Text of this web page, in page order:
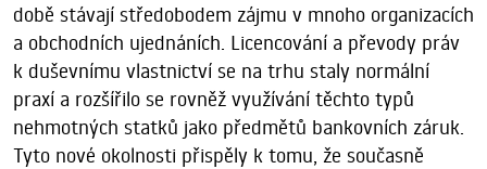
době stávají středobodem zájmu v mnoho organizacích
a obchodních ujednáních. Licencování a převody práv
k duševnímu vlastnictví se na trhu staly normální
praxí a rozšířilo se rovněž využívání těchto typů
nehmotných statků jako předmětů bankovních záruk.
Tyto nové okolnosti přispěly k tomu, že současně